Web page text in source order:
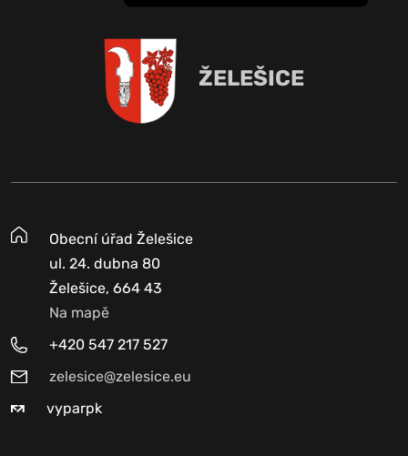
ŽELEŠICE
Obecní úřad Želešice
ul. 24. dubna 80
Želešice, 664 43
Na mapě
+420 547 217 527
zelesice@zelesice.eu
vyparpk